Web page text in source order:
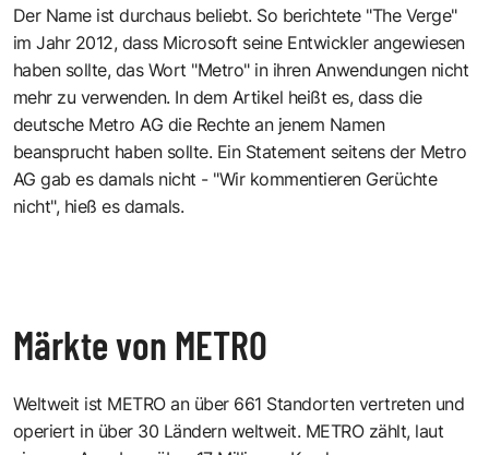
Der Name ist durchaus beliebt. So berichtete "The Verge"
im Jahr 2012, dass Microsoft seine Entwickler angewiesen
haben sollte, das Wort "Metro" in ihren Anwendungen nicht
mehr zu verwenden. In dem Artikel heißt es, dass die
deutsche Metro AG die Rechte an jenem Namen
beansprucht haben sollte. Ein Statement seitens der Metro
AG gab es damals nicht - "Wir kommentieren Gerüchte
nicht", hieß es damals.
Märkte von METRO
Weltweit ist METRO an über 661 Standorten vertreten und
operiert in über 30 Ländern weltweit. METRO zählt, laut